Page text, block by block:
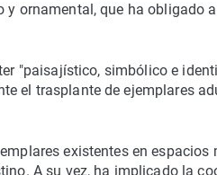
ornamental, que ha obligado
"paisajístico, simbólico e
el trasplante de ejemplares
existentes en espacios
A su vez, ha implicado la